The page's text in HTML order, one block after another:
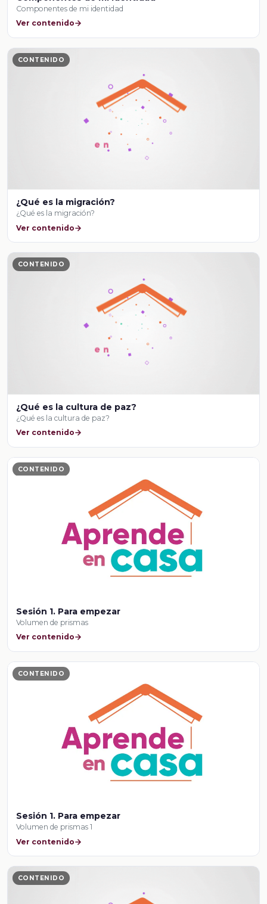
Componentes de mi identidad
Ver contenido
CONTENIDO
¿Qué es la migración?
¿Qué es la migración?
Ver contenido
CONTENIDO
¿Qué es la cultura de paz?
¿Qué es la cultura de paz?
Ver contenido
CONTENIDO
Sesión 1. Para empezar
Volumen de prismas
Ver contenido
CONTENIDO
Sesión 1. Para empezar
Volumen de prismas 1
Ver contenido
CONTENIDO